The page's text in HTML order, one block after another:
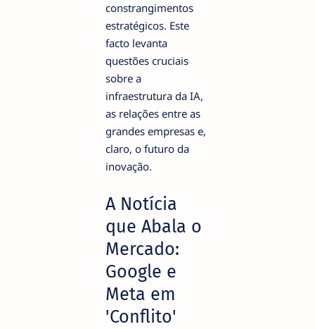
constrangimentos
estratégicos. Este
facto levanta
questões cruciais
sobre a
infraestrutura da IA,
as relações entre as
grandes empresas e,
claro, o futuro da
inovação.
A Notícia
que Abala o
Mercado:
Google e
Meta em
'Conflito'